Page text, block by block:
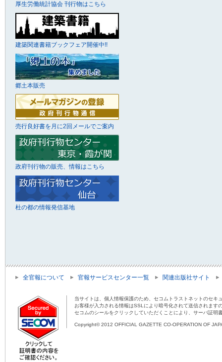
厚生労働統計協会 刊行物はこちら
建築関連書籍ブックフェア開催中!!
郷土本販売
売行良好書を月に2回メールでご案内
政府刊行物の販売、情報はこちら
杜の都の情報発信基地
全官報について 官報サービスセンター一覧 関連出版社サイト
当サイトは、個人情報保護のため、セコムトラストネットのセキ
お客様が入力される情報はSSLにより暗号化されて送信されま
セコムのシールをクリックしていただくことにより、サーバ証明
Copyright© 2012 OFFICIAL GAZETTE CO-OPERATION OF